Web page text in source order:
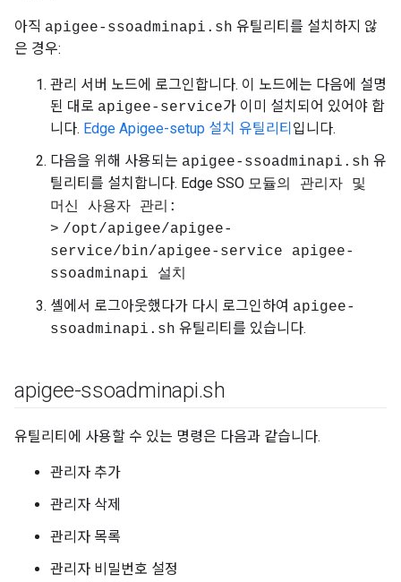
아직 apigee-ssoadminapi.sh 유틸리티를 설치하지 않
은 경우:
관리 서버 노드에 로그인합니다. 이 노드에는 다음에 설명
된 대로 apigee-service가 이미 설치되어 있어야 합
니다. Edge Apigee-setup 설치 유틸리티 입니다.
다음을 위해 사용되는 apigee-ssoadminapi.sh 유
틸리티를 설치합니다. Edge SSO 모듈의 관리자 및
머신 사용자 관리:
> /opt/apigee/apigee-
service/bin/apigee-service apigee-
ssoadminapi 설치
셸에서 로그아웃했다가 다시 로그인하여 apigee-
ssoadminapi.sh 유틸리티를 있습니다.
apigee-ssoadminapi.sh
유틸리티에 사용할 수 있는 명령은 다음과 같습니다.
관리자 추가
관리자 삭제
관리자 목록
관리자 비밀번호 설정